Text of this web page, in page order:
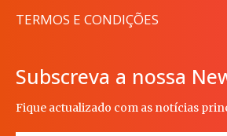
TERMOS E CONDIÇÕES
Subscreva a nossa
Fique actualizado com as notícias